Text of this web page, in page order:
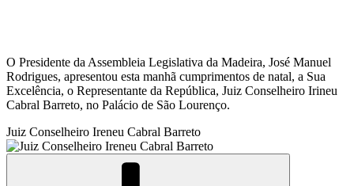
O Presidente da Assembleia Legislativa da Madeira, José Manuel
Rodrigues, apresentou esta manhã cumprimentos de natal, a Sua
Excelência, o Representante da República, Juiz Conselheiro Irineu
Cabral Barreto, no Palácio de São Lourenço.
Juiz Conselheiro Ireneu Cabral Barreto